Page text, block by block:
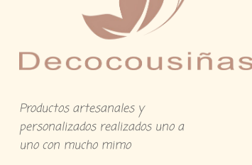
Productos artesanales y
personalizados realizados uno a
uno con mucho mimo